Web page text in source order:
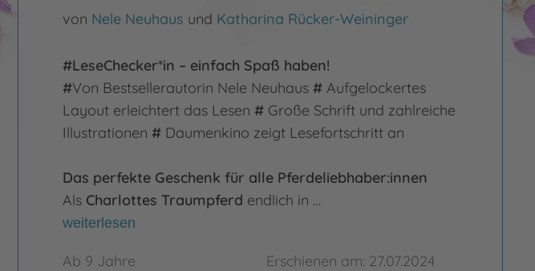
von Nele Neuhaus und Katharina Rücker-Weininger
#LeseChecker*in – einfach Spaß haben!
#Von Bestsellerautorin Nele Neuhaus #Aufgelockertes
Layout erleichtert das Lesen #Große Schrift und zahlreiche
Illustrationen #Daumenkino zeigt Lesefortschritt an
Das perfekte Geschenk für alle Pferdeliebhaber:innen
Als Charlottes Traumpferd endlich in …
weiterlesen
Ab 9 Jahre
Erschienen am: 27.07.2024